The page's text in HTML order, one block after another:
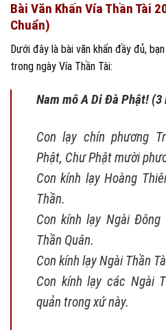
Bài Văn Khấn Vía Thần Tài
Chuẩn)
Dưới đây là bài văn khấn đầy đủ,
trong ngày Vía Thần Tài:
Nam mô A Di Đà Phật!
Con lạy chín phương
Phật, Chư Phật mười
Con kính lạy Hoàng
Thần.
Con kính lạy Ngài Đông
Thần Quân.
Con kính lạy Ngài Thần
Con kính lạy các Ngài
quản trong xứ này.